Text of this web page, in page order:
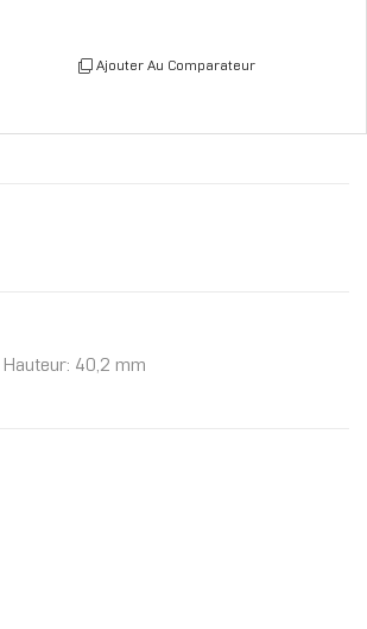
Ajouter Au Comparateur
Hauteur: 40,2 mm